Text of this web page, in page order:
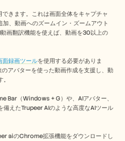
きます。これは画面全体をキャプチャ
、動画へのズームイン・ズームアウト
画翻訳機能を使えば、動画を30以上の
面録画ツールを使用する必要がありま
アバターを使った動画作成を支援し、動
Bar（Windows + G）や、AIアバター、
えたTrupeer AIのような高度なAIツール
aiのChrome拡張機能をダウンロードし